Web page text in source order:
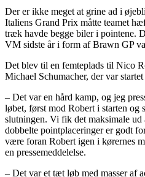
Der er ikke meget at grine ad i
Italiens Grand Prix måtte teamet
træk havde begge biler i pointene.
VM sidste år i form af Brawn GP
Det blev til en femteplads til Nico
Michael Schumacher, der var
– Det var en hård kamp, og jeg
løbet, først mod Robert i starten og
slutningen. Vi fik det maksimale
dobbelte pointplaceringer er godt
være foran Robert igen i kørernes
en pressemeddelelse.
– Det var et tæt løb med masser af